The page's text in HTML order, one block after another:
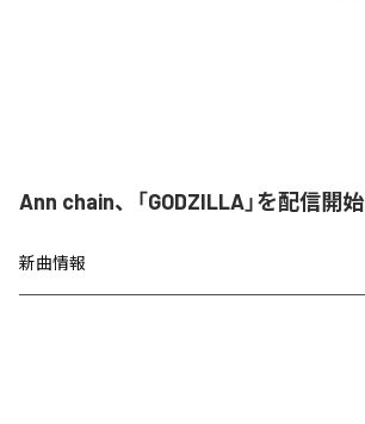
Ann chain、「GODZILLA」を配信開始
新曲情報